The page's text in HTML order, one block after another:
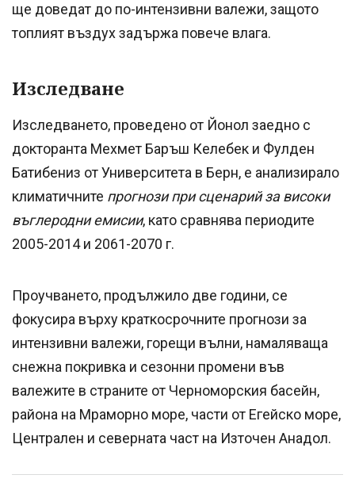
ще доведат до по-интензивни валежи, защото
топлият въздух задържа повече влага.
Изследване
Изследването, проведено от Йонол заедно с
докторанта Мехмет Баръш Келебек и Фулден
Батибениз от Университета в Берн, е анализирало
климатичните прогнози при сценарий за високи
въглеродни емисии, като сравнява периодите
2005-2014 и 2061-2070 г.
Проучването, продължило две години, се
фокусира върху краткосрочните прогнози за
интензивни валежи, горещи вълни, намаляваща
снежна покривка и сезонни промени във
валежите в страните от Черноморския басейн,
района на Мраморно море, части от Егейско море,
Централен и северната част на Източен Анадол.